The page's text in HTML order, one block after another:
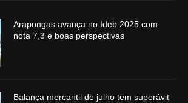
Arapongas avança no Ideb 2025 com
nota 7,3 e boas perspectivas
Balança mercantil de julho tem superávit